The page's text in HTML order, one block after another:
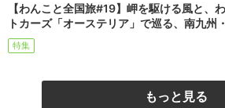
【わんこと全国旅#19】岬を駆ける風と、
トカーズ「オーステリア」で巡る、南九州
特集
もっと見る